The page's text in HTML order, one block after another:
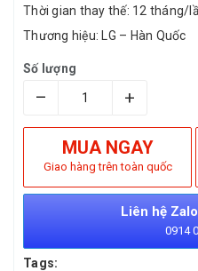
Thời gian thay thế: 12 tháng/
Thương hiệu: LG – Hàn Quốc
Số lượng
– +
MUA NGAY
Giao hàng trên toàn quốc
Liên hệ
0914
Tags: